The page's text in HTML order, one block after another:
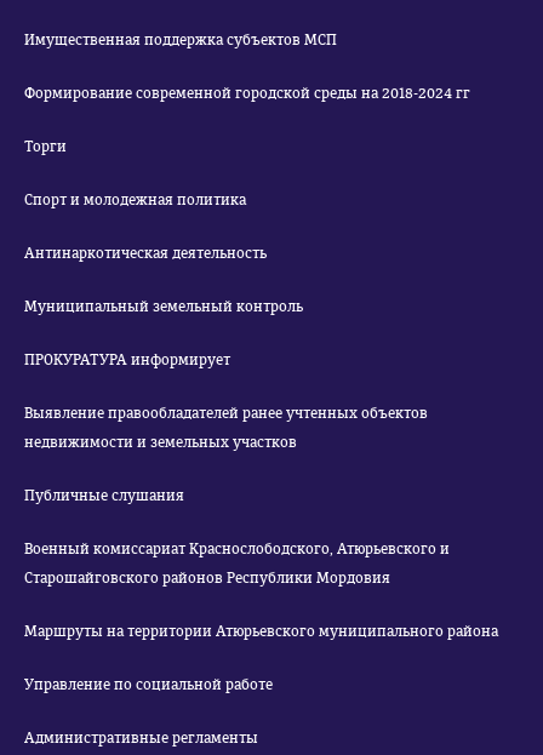
Имущественная поддержка субъектов МСП
Формирование современной городской среды на 2018-2024 гг
Торги
Спорт и молодежная политика
Антинаркотическая деятельность
Муниципальный земельный контроль
ПРОКУРАТУРА информирует
Выявление правообладателей ранее учтенных объектов
недвижимости и земельных участков
Публичные слушания
Военный комиссариат Краснослободского, Атюрьевского и
Старошайговского районов Республики Мордовия
Маршруты на территории Атюрьевского муниципального района
Управление по социальной работе
Административные регламенты